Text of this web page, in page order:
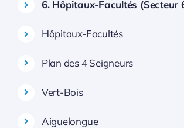
6. Hôpitaux-Facultés (Secteur
Hôpitaux-Facultés
Plan des 4 Seigneurs
Vert-Bois
Aiguelongue